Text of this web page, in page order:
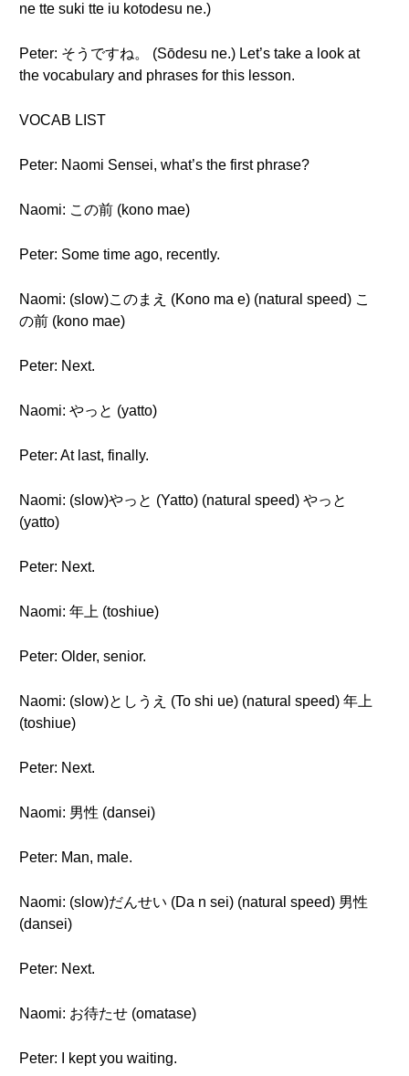
ne tte suki tte iu kotodesu ne.)
Peter: そうですね。 (Sōdesu ne.) Let’s take a look at
the vocabulary and phrases for this lesson.
VOCAB LIST
Peter: Naomi Sensei, what’s the first phrase?
Naomi: この前 (kono mae)
Peter: Some time ago, recently.
Naomi: (slow)このまえ (Kono ma e) (natural speed) こ
の前 (kono mae)
Peter: Next.
Naomi: やっと (yatto)
Peter: At last, finally.
Naomi: (slow)やっと (Yatto) (natural speed) やっと
(yatto)
Peter: Next.
Naomi: 年上 (toshiue)
Peter: Older, senior.
Naomi: (slow)としうえ (To shi ue) (natural speed) 年上
(toshiue)
Peter: Next.
Naomi: 男性 (dansei)
Peter: Man, male.
Naomi: (slow)だんせい (Da n sei) (natural speed) 男性
(dansei)
Peter: Next.
Naomi: お待たせ (omatase)
Peter: I kept you waiting.